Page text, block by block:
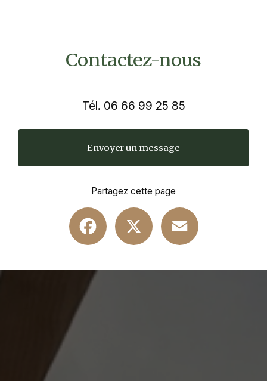
Contactez-nous
Tél. 06 66 99 25 85
Envoyer un message
Partagez cette page
Facebook